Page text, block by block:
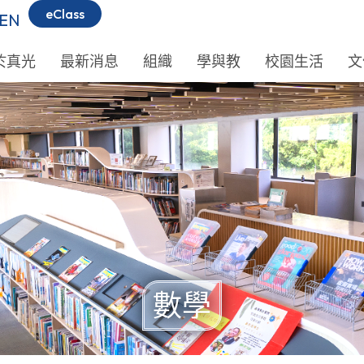
eClass
真光 最新消息 組織 學與教 校園生活
數學